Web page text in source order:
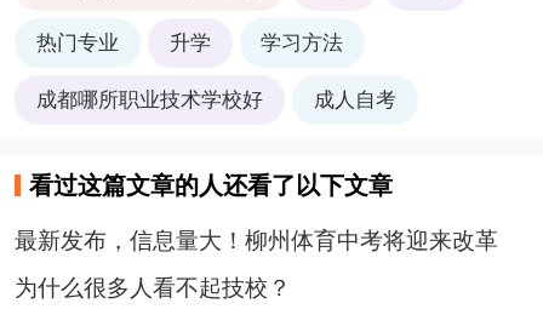
热门专业 升学 学习方法
成都哪所职业技术学校好 成人自考
看过这篇文章的人还看了以下文章
最新发布，信息量大！柳州体育中考将迎来改革
为什么很多人看不起技校？